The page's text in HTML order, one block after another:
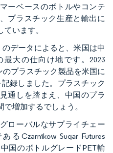
ーベースのボトルやコンテ
プラスチック生産と輸出に
います。
データによると、米国は中
大の仕向け地です。2023
のプラスチック製品を米国に
録しました。プラスチック
通しを踏まえ、中国のプラ
増加するでしょう。
ローバルなサプライチェー
Czarnikow Sugar Futures
国のボトルグレードPET輸